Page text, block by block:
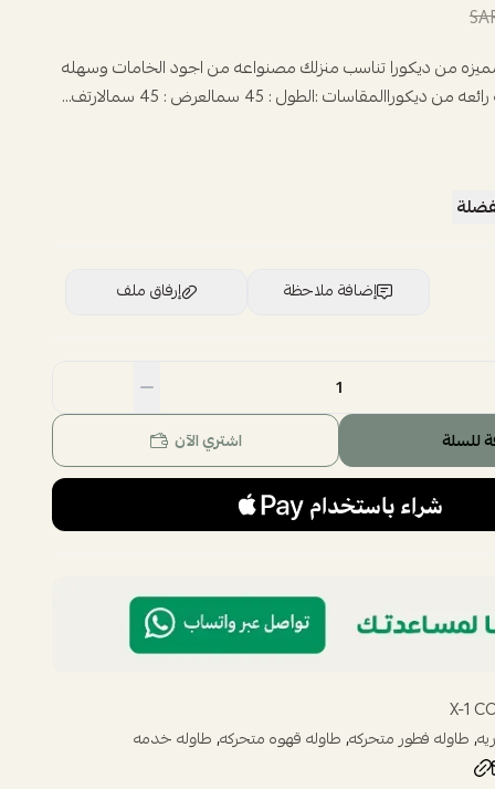
من ديكورا تناسب منزلك مصنواعه من اجود الخامات وسهله
:الطول : 45 سمالعرض : 45 سمالارتف...
إضافة ملاحظة إرفاق ملف
اسحب و افلت الملف هنا
استعراض
للسلة اشتري الآن
X-1
,طاوله فطور متحركه,طاوله قهوه متحركه,طاوله خدمه